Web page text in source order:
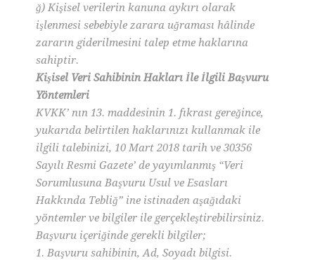
ğ) Kişisel verilerin kanuna aykırı olarak
işlenmesi sebebiyle zarara uğraması hâlinde
zararın giderilmesini talep etme haklarına
sahiptir.
Kişisel Veri Sahibinin Hakları İle İlgili Başvuru
Yöntemleri
KVKK’ nın 13. maddesinin 1. fıkrası gereğince,
yukarıda belirtilen haklarınızı kullanmak ile
ilgili talebinizi, 10 Mart 2018 tarih ve 30356
Sayılı Resmi Gazete’ de yayımlanmış “Veri
Sorumlusuna Başvuru Usul ve Esasları
Hakkında Tebliğ” ine istinaden aşağıdaki
yöntemler ve bilgiler ile gerçekleştirebilirsiniz.
Başvuru içeriğinde gerekli bilgiler;
1. Başvuru sahibinin, Ad, Soyadı bilgisi.